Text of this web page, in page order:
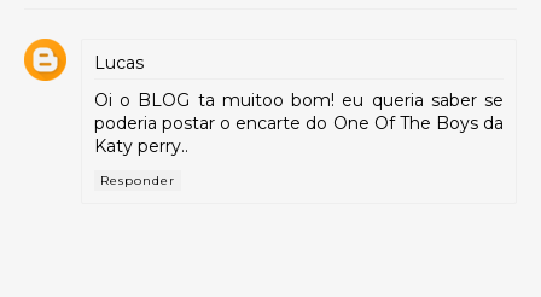
Lucas
Oi o BLOG ta muitoo bom! eu queria saber se
poderia postar o encarte do One Of The Boys da
Katy perry..
Responder